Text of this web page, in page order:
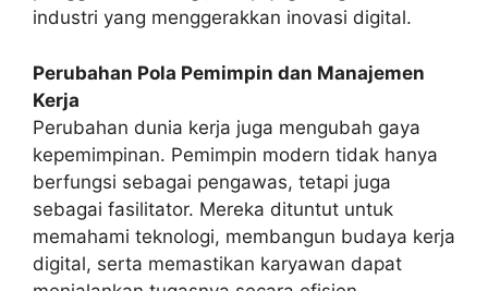
industri yang menggerakkan inovasi digital.
Perubahan Pola Pemimpin dan Manajemen
Kerja
Perubahan dunia kerja juga mengubah gaya
kepemimpinan. Pemimpin modern tidak hanya
berfungsi sebagai pengawas, tetapi juga
sebagai fasilitator. Mereka dituntut untuk
memahami teknologi, membangun budaya kerja
digital, serta memastikan karyawan dapat